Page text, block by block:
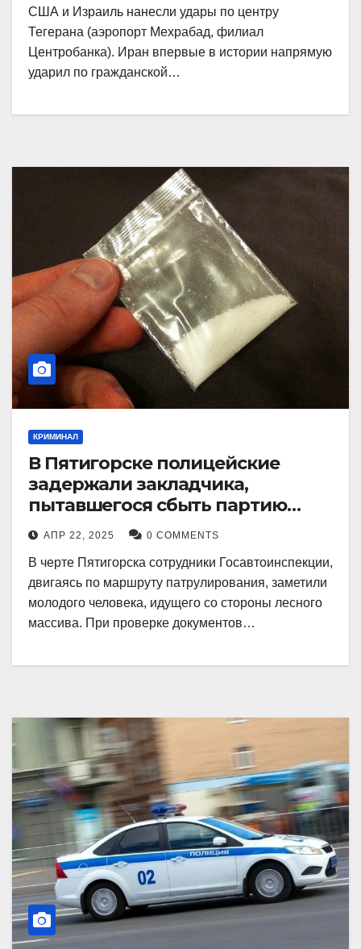
США и Израиль нанесли удары по центру
Тегерана (аэропорт Мехрабад, филиал
Центробанка). Иран впервые в истории напрямую
ударил по гражданской…
КРИМИНАЛ
В Пятигорске полицейские
задержали закладчика,
пытавшегося сбыть партию
синтетического наркотика
АПР 22, 2025 0 COMMENTS
В черте Пятигорска сотрудники Госавтоинспекции,
двигаясь по маршруту патрулирования, заметили
молодого человека, идущего со стороны лесного
массива. При проверке документов…